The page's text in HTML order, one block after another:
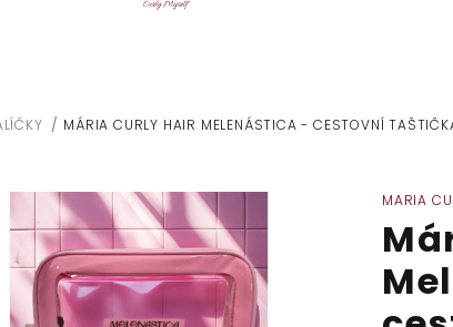
/ MÁRIA CURLY HAIR MELENÁSTICA - CESTOVNÍ
MARIA